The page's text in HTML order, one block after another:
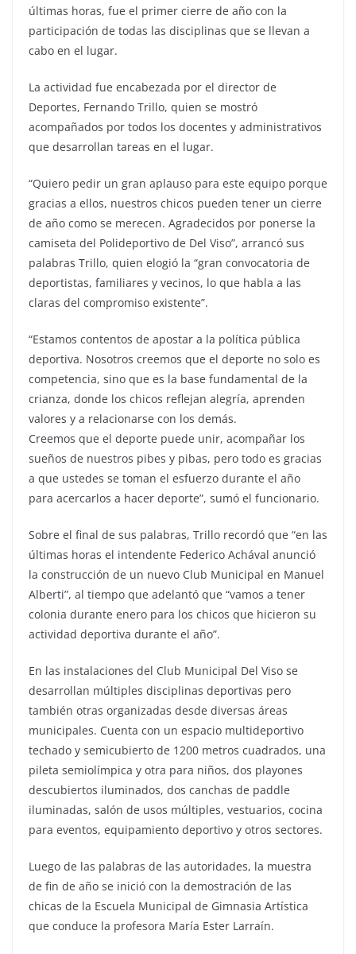
últimas horas, fue el primer cierre de año con la
participación de todas las disciplinas que se llevan a
cabo en el lugar.
La actividad fue encabezada por el director de
Deportes, Fernando Trillo, quien se mostró
acompañados por todos los docentes y administrativos
que desarrollan tareas en el lugar.
“Quiero pedir un gran aplauso para este equipo porque
gracias a ellos, nuestros chicos pueden tener un cierre
de año como se merecen. Agradecidos por ponerse la
camiseta del Polideportivo de Del Viso”, arrancó sus
palabras Trillo, quien elogió la “gran convocatoria de
deportistas, familiares y vecinos, lo que habla a las
claras del compromiso existente”.
“Estamos contentos de apostar a la política pública
deportiva. Nosotros creemos que el deporte no solo es
competencia, sino que es la base fundamental de la
crianza, donde los chicos reflejan alegría, aprenden
valores y a relacionarse con los demás.
Creemos que el deporte puede unir, acompañar los
sueños de nuestros pibes y pibas, pero todo es gracias
a que ustedes se toman el esfuerzo durante el año
para acercarlos a hacer deporte”, sumó el funcionario.
Sobre el final de sus palabras, Trillo recordó que “en las
últimas horas el intendente Federico Achával anunció
la construcción de un nuevo Club Municipal en Manuel
Alberti”, al tiempo que adelantó que “vamos a tener
colonia durante enero para los chicos que hicieron su
actividad deportiva durante el año”.
En las instalaciones del Club Municipal Del Viso se
desarrollan múltiples disciplinas deportivas pero
también otras organizadas desde diversas áreas
municipales. Cuenta con un espacio multideportivo
techado y semicubierto de 1200 metros cuadrados, una
pileta semiolímpica y otra para niños, dos playones
descubiertos iluminados, dos canchas de paddle
iluminadas, salón de usos múltiples, vestuarios, cocina
para eventos, equipamiento deportivo y otros sectores.
Luego de las palabras de las autoridades, la muestra
de fin de año se inició con la demostración de las
chicas de la Escuela Municipal de Gimnasia Artística
que conduce la profesora María Ester Larraín.